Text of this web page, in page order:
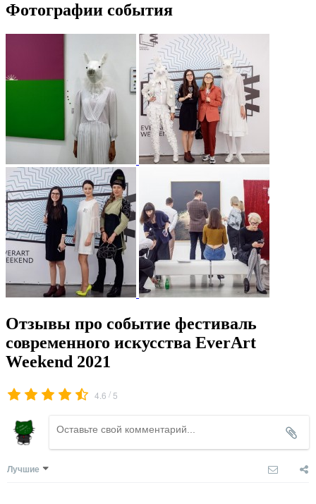
Фотографии события
Отзывы про событие фестиваль
современного искусства EverArt
Weekend 2021
4.6 / 5
Лучшие